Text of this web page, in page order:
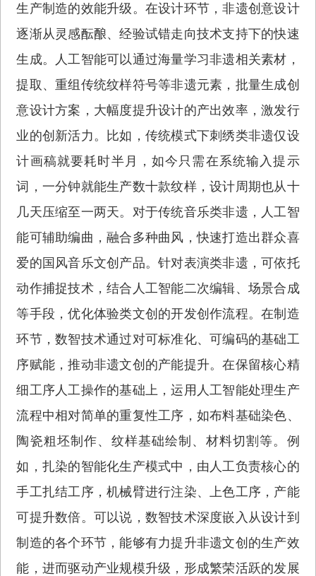
生产制造的效能升级。在设计环节，非遗创意设计
逐渐从灵感酝酿、经验试错走向技术支持下的快速
生成。人工智能可以通过海量学习非遗相关素材，
提取、重组传统纹样符号等非遗元素，批量生成创
意设计方案，大幅度提升设计的产出效率，激发行
业的创新活力。比如，传统模式下刺绣类非遗仅设
计画稿就要耗时半月，如今只需在系统输入提示
词，一分钟就能生产数十款纹样，设计周期也从十
几天压缩至一两天。对于传统音乐类非遗，人工智
能可辅助编曲，融合多种曲风，快速打造出群众喜
爱的国风音乐文创产品。针对表演类非遗，可依托
动作捕捉技术，结合人工智能二次编辑、场景合成
等手段，优化体验类文创的开发创作流程。在制造
环节，数智技术通过对可标准化、可编码的基础工
序赋能，推动非遗文创的产能提升。在保留核心精
细工序人工操作的基础上，运用人工智能处理生产
流程中相对简单的重复性工序，如布料基础染色、
陶瓷粗坯制作、纹样基础绘制、材料切割等。例
如，扎染的智能化生产模式中，由人工负责核心的
手工扎结工序，机械臂进行注染、上色工序，产能
可提升数倍。可以说，数智技术深度嵌入从设计到
制造的各个环节，能够有力提升非遗文创的生产效
能，进而驱动产业规模升级，形成繁荣活跃的发展